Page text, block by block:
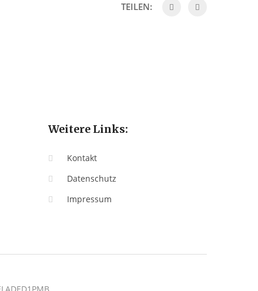
TEILEN:
Weitere Links:
Kontakt
Datenschutz
Impressum